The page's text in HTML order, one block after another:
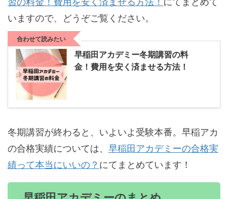
いますので、どうぞご覧ください。
合わせて読みたい
早稲田アカデミー冬期講習の料
金！費用を安く済ませる方法！
冬期講習が終わると、いよいよ受験本番。早稲アカ
の合格実績については、 早稲田アカデミーの合格実
績って本当にいいの？ にてまとめています！